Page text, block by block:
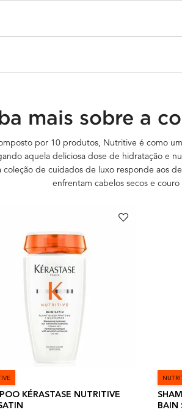
mais sobre a
por 10 produtos, Nutritive é como
aquela deliciosa dose de hidratação e
coleção de cuidados de luxo responde aos
enfrentam cabelos secos e
KÉRASTASE NUTRITIVE
BAIN